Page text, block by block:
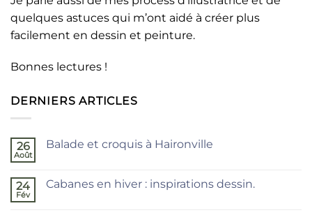
quelques astuces qui m’ont aidé à créer plus
facilement en dessin et peinture.
Bonnes lectures !
DERNIERS ARTICLES
26
Août
Balade et croquis à Haironville
Balade
24
Fév
Cabanes en hiver : inspirations dessin.